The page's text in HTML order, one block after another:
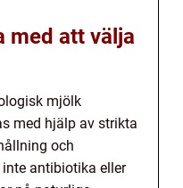
med att välja
mjölk
med hjälp av strikta
och
antibiotika eller